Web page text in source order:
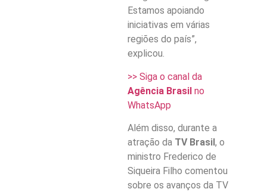
Estamos apoiando
iniciativas em várias
regiões do país”,
explicou.
>> Siga o canal da
Agência Brasilno
WhatsApp
Além disso, durante a
atração da TV Brasil, o
ministro Frederico de
Siqueira Filho comentou
sobre os avanços da TV